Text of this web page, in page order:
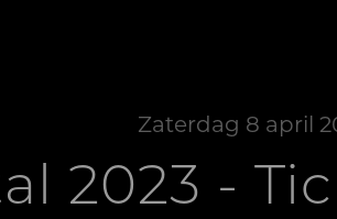
Zaterdag 8 april
2023 -